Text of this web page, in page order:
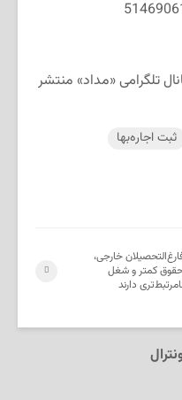
تلگرامی «مداد» منتشر
ثبت اجاره‌بها
خارجی،
کمتر و شغل
دارند